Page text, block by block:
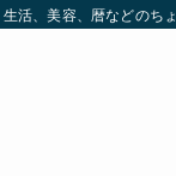
活、美容、暦などのち